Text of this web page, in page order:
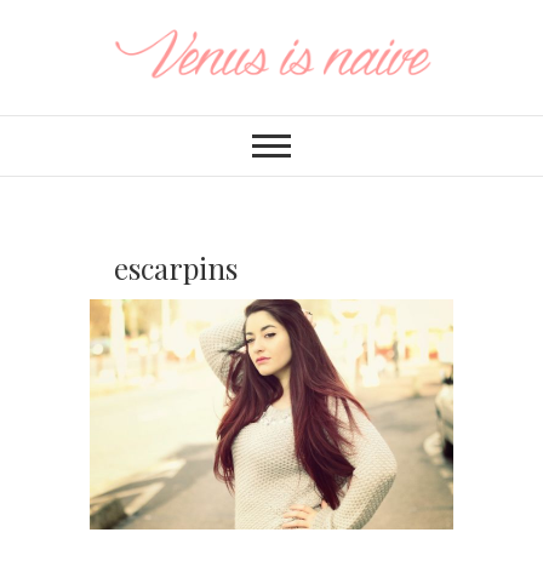
escarpins